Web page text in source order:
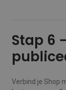
Stap 6
Verbind je Shop